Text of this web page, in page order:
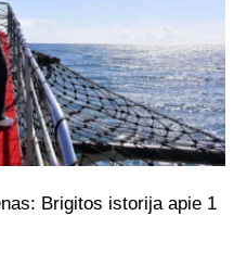
Brigitos istorija apie 1